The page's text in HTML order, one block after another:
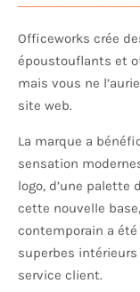
Officeworks crée
époustouflants et
mais vous ne
site web.
La marque a
sensation
logo, d’une palette
cette nouvelle
contemporain a
superbes
service client.